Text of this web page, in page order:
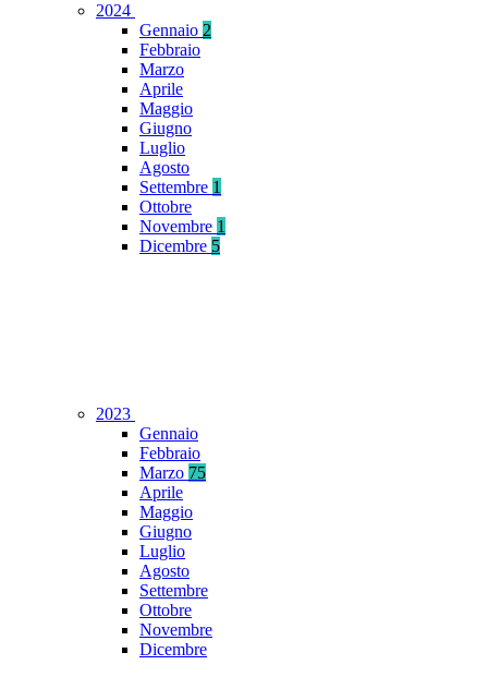
2024
Gennaio 2
Febbraio
Marzo
Aprile
Maggio
Giugno
Luglio
Agosto
Settembre 1
Ottobre
Novembre 1
Dicembre 5
2023
Gennaio
Febbraio
Marzo 75
Aprile
Maggio
Giugno
Luglio
Agosto
Settembre
Ottobre
Novembre
Dicembre